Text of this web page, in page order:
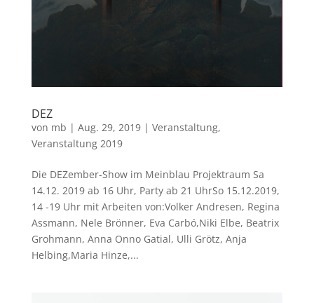
DEZ
von mb | Aug. 29, 2019| Veranstaltung,
Veranstaltung 2019
Die DEZember-Show im Meinblau Projektraum Sa
14.12. 2019 ab 16 Uhr, Party ab 21 UhrSo 15.12.2019,
14 -19 Uhr mit Arbeiten von:Volker Andresen, Regina
Assmann, Nele Brönner, Eva Carbó,Niki Elbe, Beatrix
Grohmann, Anna Onno Gatial, Ulli Grötz, Anja
Helbing,Maria Hinze,...